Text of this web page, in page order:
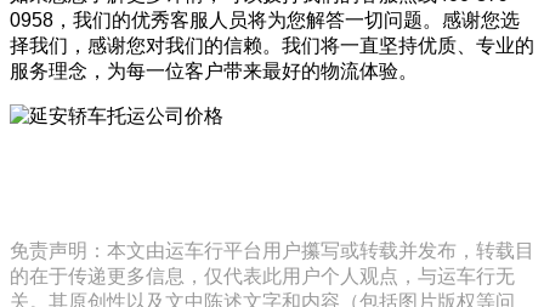
0958，我们的优秀客服人员将为您解答一切问题。感谢您选
择我们，感谢您对我们的信赖。我们将一直坚持优质、专业的
服务理念，为每一位客户带来最好的物流体验。
免责声明：本文由运车行平台用户攥写或转载并发布，转载目
的在于传递更多信息，仅代表此用户个人观点，与运车行无
关。其原创性以及文中陈述文字和内容（包括图片版权等问